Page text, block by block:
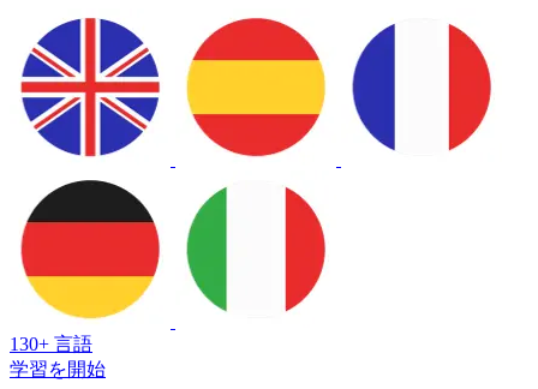
130+ 言語
学習を開始